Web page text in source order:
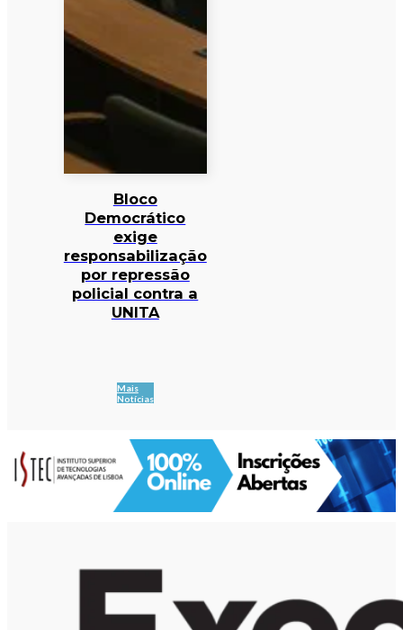
Bloco
Democrático
exige
responsabilização
por repressão
policial contra a
UNITA
Mais
Notícias